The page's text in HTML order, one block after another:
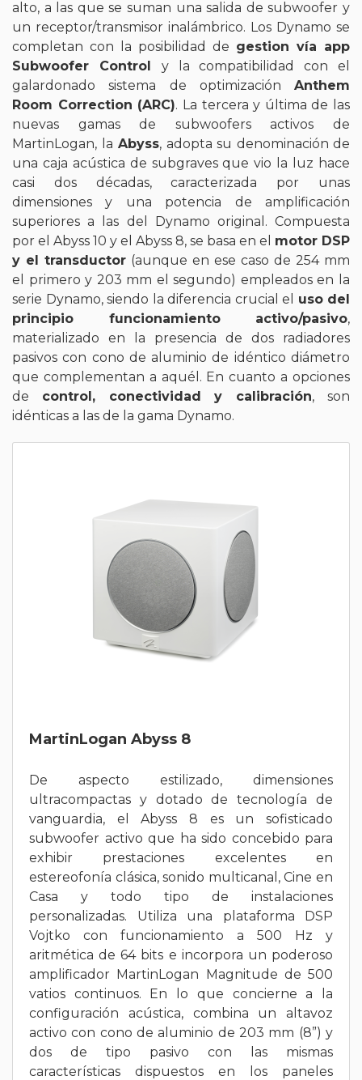
alto, a las que se suman una salida de subwoofer y
un receptor/transmisor inalámbrico. Los Dynamo se
completan con la posibilidad de gestion vía app
Subwoofer Control y la compatibilidad con el
galardonado sistema de optimización Anthem
Room Correction (ARC). La tercera y última de las
nuevas gamas de subwoofers activos de
MartinLogan, la Abyss, adopta su denominación de
una caja acústica de subgraves que vio la luz hace
casi dos décadas, caracterizada por unas
dimensiones y una potencia de amplificación
superiores a las del Dynamo original. Compuesta
por el Abyss 10 y el Abyss 8, se basa en el motor DSP
y el transductor (aunque en ese caso de 254 mm
el primero y 203 mm el segundo) empleados en la
serie Dynamo, siendo la diferencia crucial el uso del
principio funcionamiento activo/pasivo,
materializado en la presencia de dos radiadores
pasivos con cono de aluminio de idéntico diámetro
que complementan a aquél. En cuanto a opciones
de control, conectividad y calibración, son
idénticas a las de la gama Dynamo.
MartinLogan Abyss 8
De aspecto estilizado, dimensiones
ultracompactas y dotado de tecnología de
vanguardia, el Abyss 8 es un sofisticado
subwoofer activo que ha sido concebido para
exhibir prestaciones excelentes en
estereofonía clásica, sonido multicanal, Cine en
Casa y todo tipo de instalaciones
personalizadas. Utiliza una plataforma DSP
Vojtko con funcionamiento a 500 Hz y
aritmética de 64 bits e incorpora un poderoso
amplificador MartinLogan Magnitude de 500
vatios continuos. En lo que concierne a la
configuración acústica, combina un altavoz
activo con cono de aluminio de 203 mm (8”) y
dos de tipo pasivo con las mismas
características dispuestos en los paneles